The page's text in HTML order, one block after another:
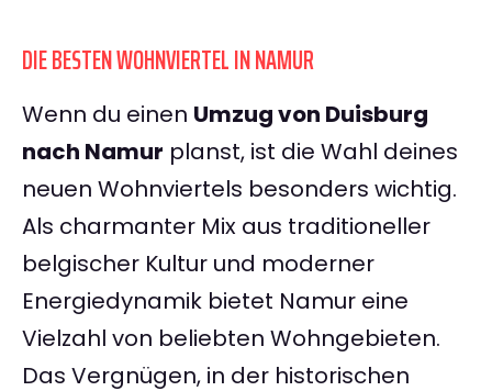
DIE BESTEN WOHNVIERTEL IN NAMUR
Wenn du einen Umzug von Duisburg
nach Namur planst, ist die Wahl deines
neuen Wohnviertels besonders wichtig.
Als charmanter Mix aus traditioneller
belgischer Kultur und moderner
Energiedynamik bietet Namur eine
Vielzahl von beliebten Wohngebieten.
Das Vergnügen, in der historischen